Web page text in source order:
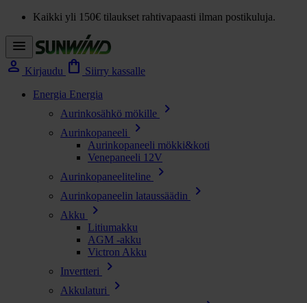
Kaikki yli 150€ tilaukset rahtivapaasti ilman postikuluja.
menu
person Kirjaudu shopping_bag Siirry kassalle
Energia Energia
Aurinkosähkö mökille
chevron_right
Aurinkopaneeli chevron_right
Aurinkopaneeli mökki&koti
Venepaneeli 12V
Aurinkopaneeliteline
chevron_right
Aurinkopaneelin lataussäädin chevron_right
Akku chevron_right
Litiumakku
AGM -akku
Victron Akku
Invertteri
chevron_right
Akkulaturi chevron_right